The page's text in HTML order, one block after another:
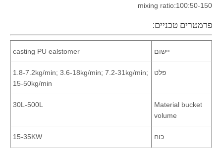
mixing ratio:100:50-150
פרמטרים טכניים:
יישום casting PU ealstomer
פלט
1.8-7.2kg/min; 3.6-18kg/min; 7.2-31kg/min;
15-50kg/min
Material bucket
volume
30L-500L
כוח 15-35KW